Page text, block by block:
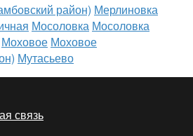
район) Мерлиновка
Мосоловка Мосоловка
Моховое Моховое
Мутасьево
связь